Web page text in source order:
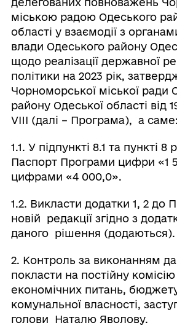
міською радою Одеського
області у взаємодії з
влади Одеського району
щодо реалізації державної
політики на 2023 рік,
Чорноморської міської ради
району Одеської області від
VIII (далі – Програма), а саме:
1.1. У підпункті 8.1 та пункті 8
Паспорт Програми цифри «1
цифрами «4 000,0».
1.2. Викласти додатки 1, 2 до
новій редакції згідно з
даного рішення (додаються).
2. Контроль за виконанням
покласти на постійну
економічних питань,
комунальної власності,
голови Наталю Яволову.